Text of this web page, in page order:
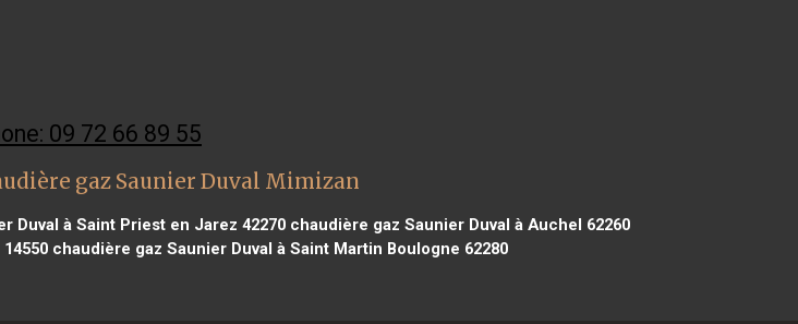
09 72 66 89 55
gaz Saunier Duval Mimizan
Duval à Saint Priest en Jarez 42270 chaudière gaz Saunier Duval à Auchel 62260
chaudière gaz Saunier Duval à Saint Martin Boulogne 62280